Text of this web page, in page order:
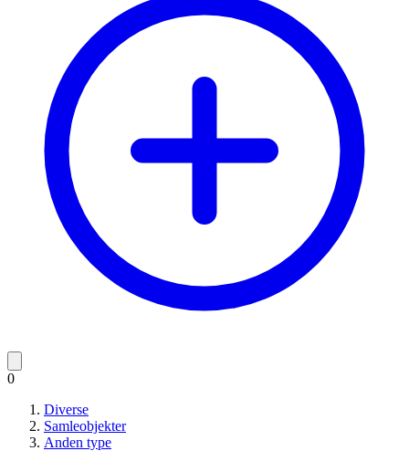
0
Diverse
Samleobjekter
Anden type